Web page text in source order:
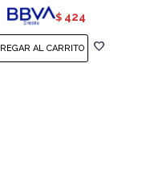
$ 424